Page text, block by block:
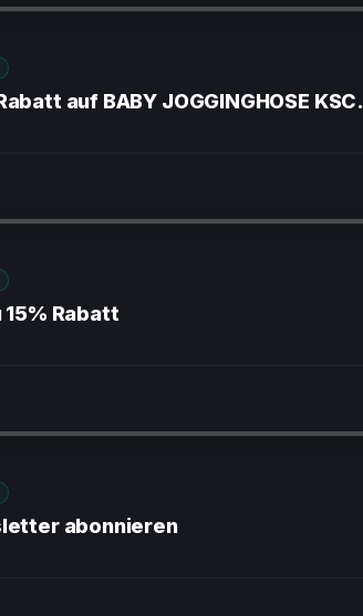
Produkte
auf BABY JOGGINGHOSE KSC.
Produkte
15% Rabatt
Produkte
abonnieren